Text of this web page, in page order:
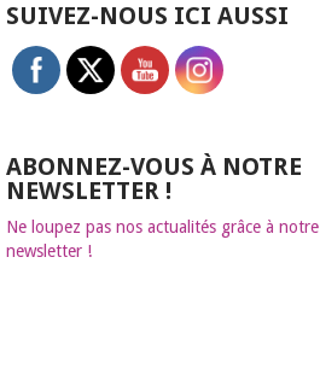
SUIVEZ-NOUS ICI AUSSI
ABONNEZ-VOUS À NOTRE
NEWSLETTER !
Ne loupez pas nos actualités grâce à notre
newsletter !